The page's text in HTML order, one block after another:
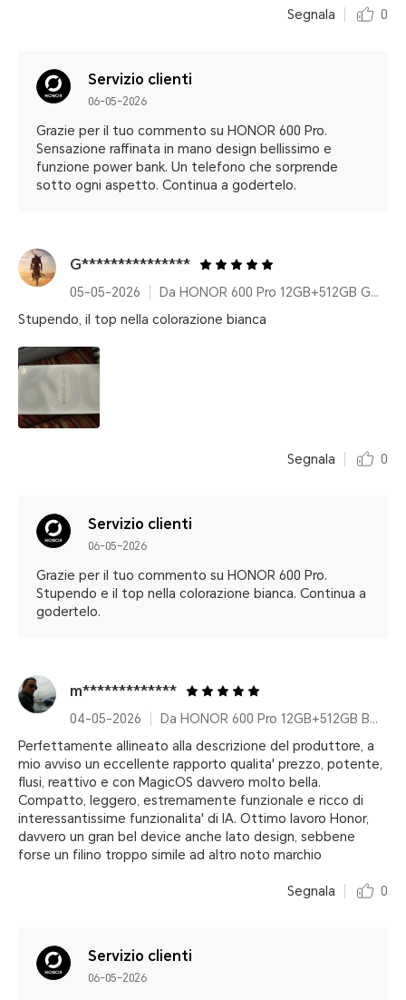
Segnala 0
Servizio clienti
06-05-2026
Grazie per il tuo commento su HONOR 600 Pro.
Sensazione raffinata in mano design bellissimo e
funzione power bank. Un telefono che sorprende
sotto ogni aspetto. Continua a godertelo.
G***************
05-05-2026
Da HONOR 600 Pro 12GB+512GB Golden White
Stupendo, il top nella colorazione bianca
Segnala 0
Servizio clienti
06-05-2026
Grazie per il tuo commento su HONOR 600 Pro.
Stupendo e il top nella colorazione bianca. Continua a
godertelo.
m*************
04-05-2026
Da HONOR 600 Pro 12GB+512GB Black
Perfettamente allineato alla descrizione del produttore, a
mio avviso un eccellente rapporto qualita' prezzo, potente,
flusi, reattivo e con MagicOS davvero molto bella.
Compatto, leggero, estremamente funzionale e ricco di
interessantissime funzionalita' di IA. Ottimo lavoro Honor,
davvero un gran bel device anche lato design, sebbene
forse un filino troppo simile ad altro noto marchio
Segnala 0
Servizio clienti
06-05-2026